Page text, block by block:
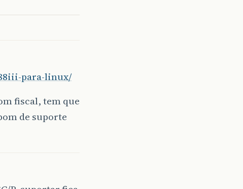
para-linux/
fiscal, tem que
de suporte